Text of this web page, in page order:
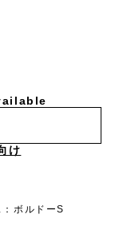
け
ボルドーS